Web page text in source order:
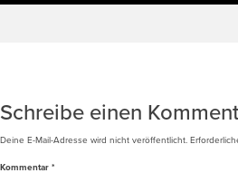
Schreibe einen
Deine E-Mail-Adresse wird nicht veröffentlicht.
Kommentar *